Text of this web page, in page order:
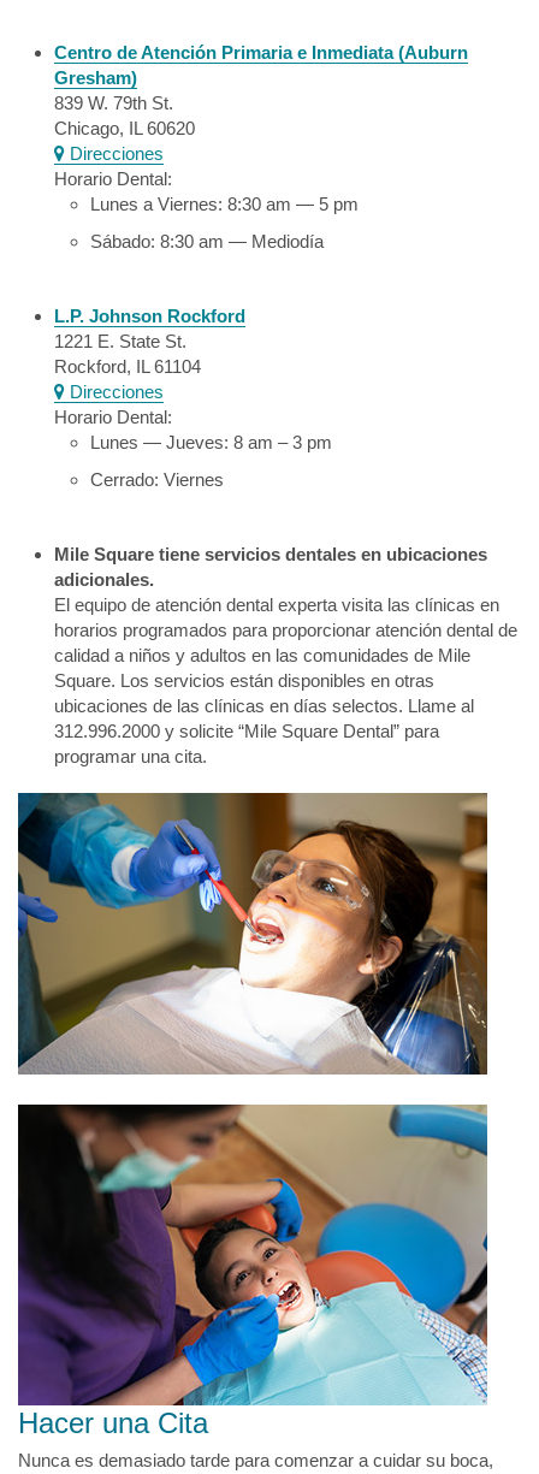
Centro de Atención Primaria e Inmediata (Auburn
Gresham)
839 W. 79th St.
Chicago, IL 60620
Direcciones
Horario Dental:
Lunes a Viernes: 8:30 am — 5 pm
Sábado: 8:30 am — Mediodía
L.P. Johnson Rockford
1221 E. State St.
Rockford, IL 61104
Direcciones
Horario Dental:
Lunes — Jueves: 8 am – 3 pm
Cerrado: Viernes
Mile Square tiene servicios dentales en ubicaciones
adicionales.
El equipo de atención dental experta visita las clínicas en
horarios programados para proporcionar atención dental de
calidad a niños y adultos en las comunidades de Mile
Square. Los servicios están disponibles en otras
ubicaciones de las clínicas en días selectos. Llame al
312.996.2000 y solicite “Mile Square Dental” para
programar una cita.
Hacer una Cita
Nunca es demasiado tarde para comenzar a cuidar su boca,